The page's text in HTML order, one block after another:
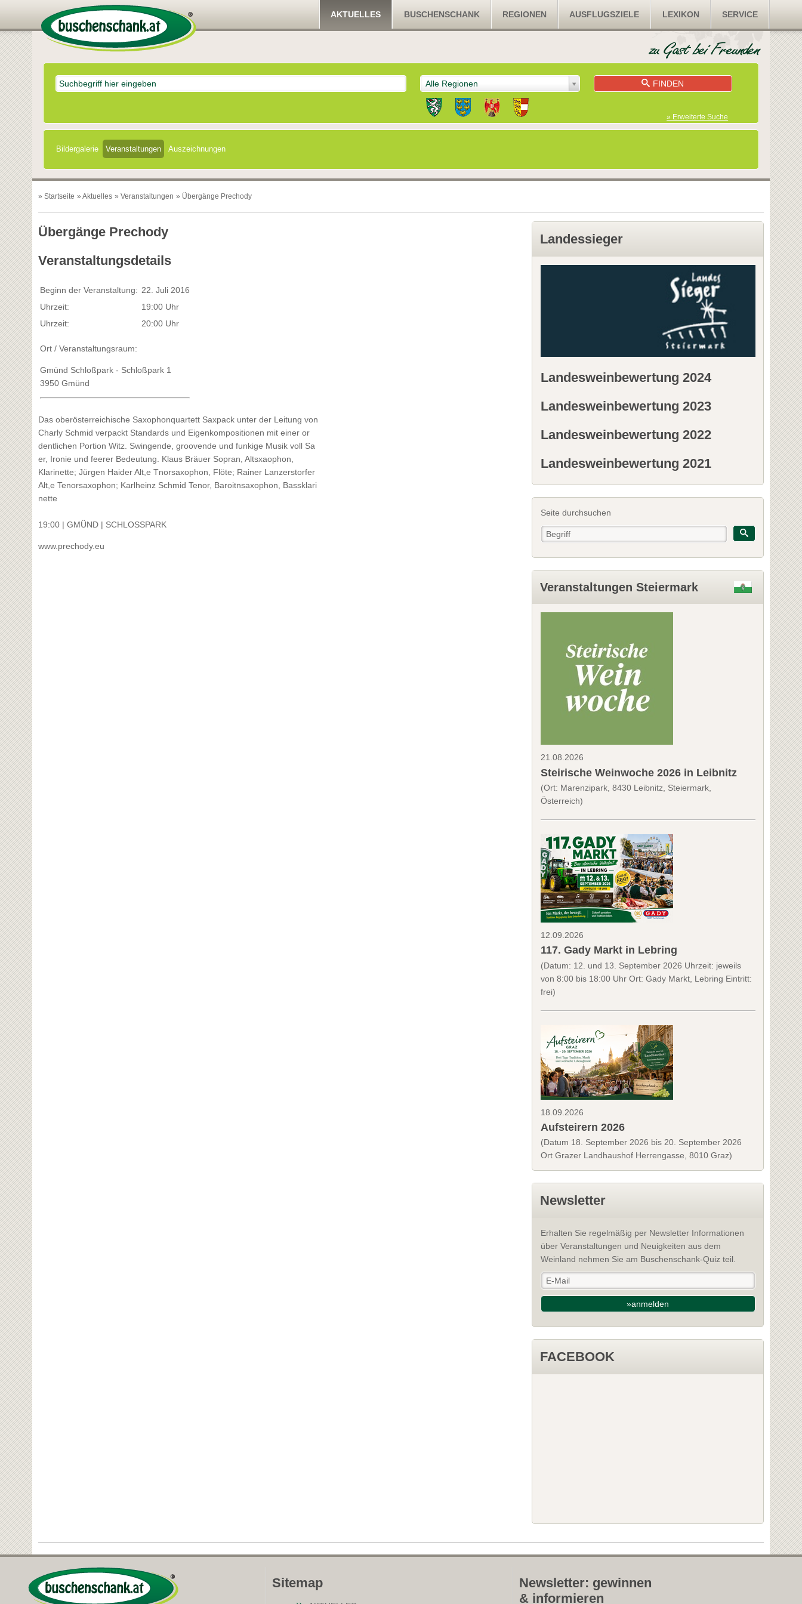
AKTUELLES BUSCHENSCHANK REGIONEN AUSFLUGSZIELE LEXIKON SERVICE
Alle Regionen FINDEN
» Erweiterte Suche
Bildergalerie Veranstaltungen Auszeichnungen
» Startseite » Aktuelles » Veranstaltungen » Übergänge Prechody
Übergänge Prechody
Veranstaltungsdetails
Beginn der Veranstaltung: 22. Juli 2016
Uhrzeit:
19:00 Uhr
Uhrzeit:
20:00 Uhr
Ort / Veranstaltungsraum:
Gmünd Schloßpark - Schloßpark 1
3950 Gmünd
Das oberösterreichische Saxophonquartett Saxpack unter der Leitung von
Charly Schmid verpackt Standards und Eigenkompositionen mit einer or
dentlichen Portion Witz. Swingende, groovende und funkige Musik voll Sa
er, Ironie und feerer Bedeutung. Klaus Bräuer Sopran, Altsxaophon,
Klarinette; Jürgen Haider Alt,e Tnorsaxophon, Flöte; Rainer Lanzerstorfer
Alt,e Tenorsaxophon; Karlheinz Schmid Tenor, Baroitnsaxophon, Bassklari
nette
19:00 | GMÜND | SCHLOSSPARK
www.prechody.eu
Landessieger
Landesweinbewertung 2024
Landesweinbewertung 2023
Landesweinbewertung 2022
Landesweinbewertung 2021
Seite durchsuchen
Veranstaltungen Steiermark
21.08.2026
Steirische Weinwoche 2026 in Leibnitz
(Ort: Marenzipark, 8430 Leibnitz, Steiermark,
Österreich)
12.09.2026
117. Gady Markt in Lebring
(Datum: 12. und 13. September 2026 Uhrzeit: jeweils
von 8:00 bis 18:00 Uhr Ort: Gady Markt, Lebring Eintritt:
frei)
18.09.2026
Aufsteirern 2026
(Datum 18. September 2026 bis 20. September 2026
Ort Grazer Landhaushof Herrengasse, 8010 Graz)
Newsletter
Erhalten Sie regelmäßig per Newsletter Informationen
über Veranstaltungen und Neuigkeiten aus dem
Weinland nehmen Sie am Buschenschank-Quiz teil.
»anmelden
FACEBOOK
Sitemap
Newsletter: gewinnen
& informieren